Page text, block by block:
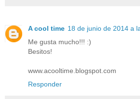
A cool time 18 de junio de 2014 a
Me gusta mucho!!! :)
Besitos!
www.acooltime.blogspot.com
Responder